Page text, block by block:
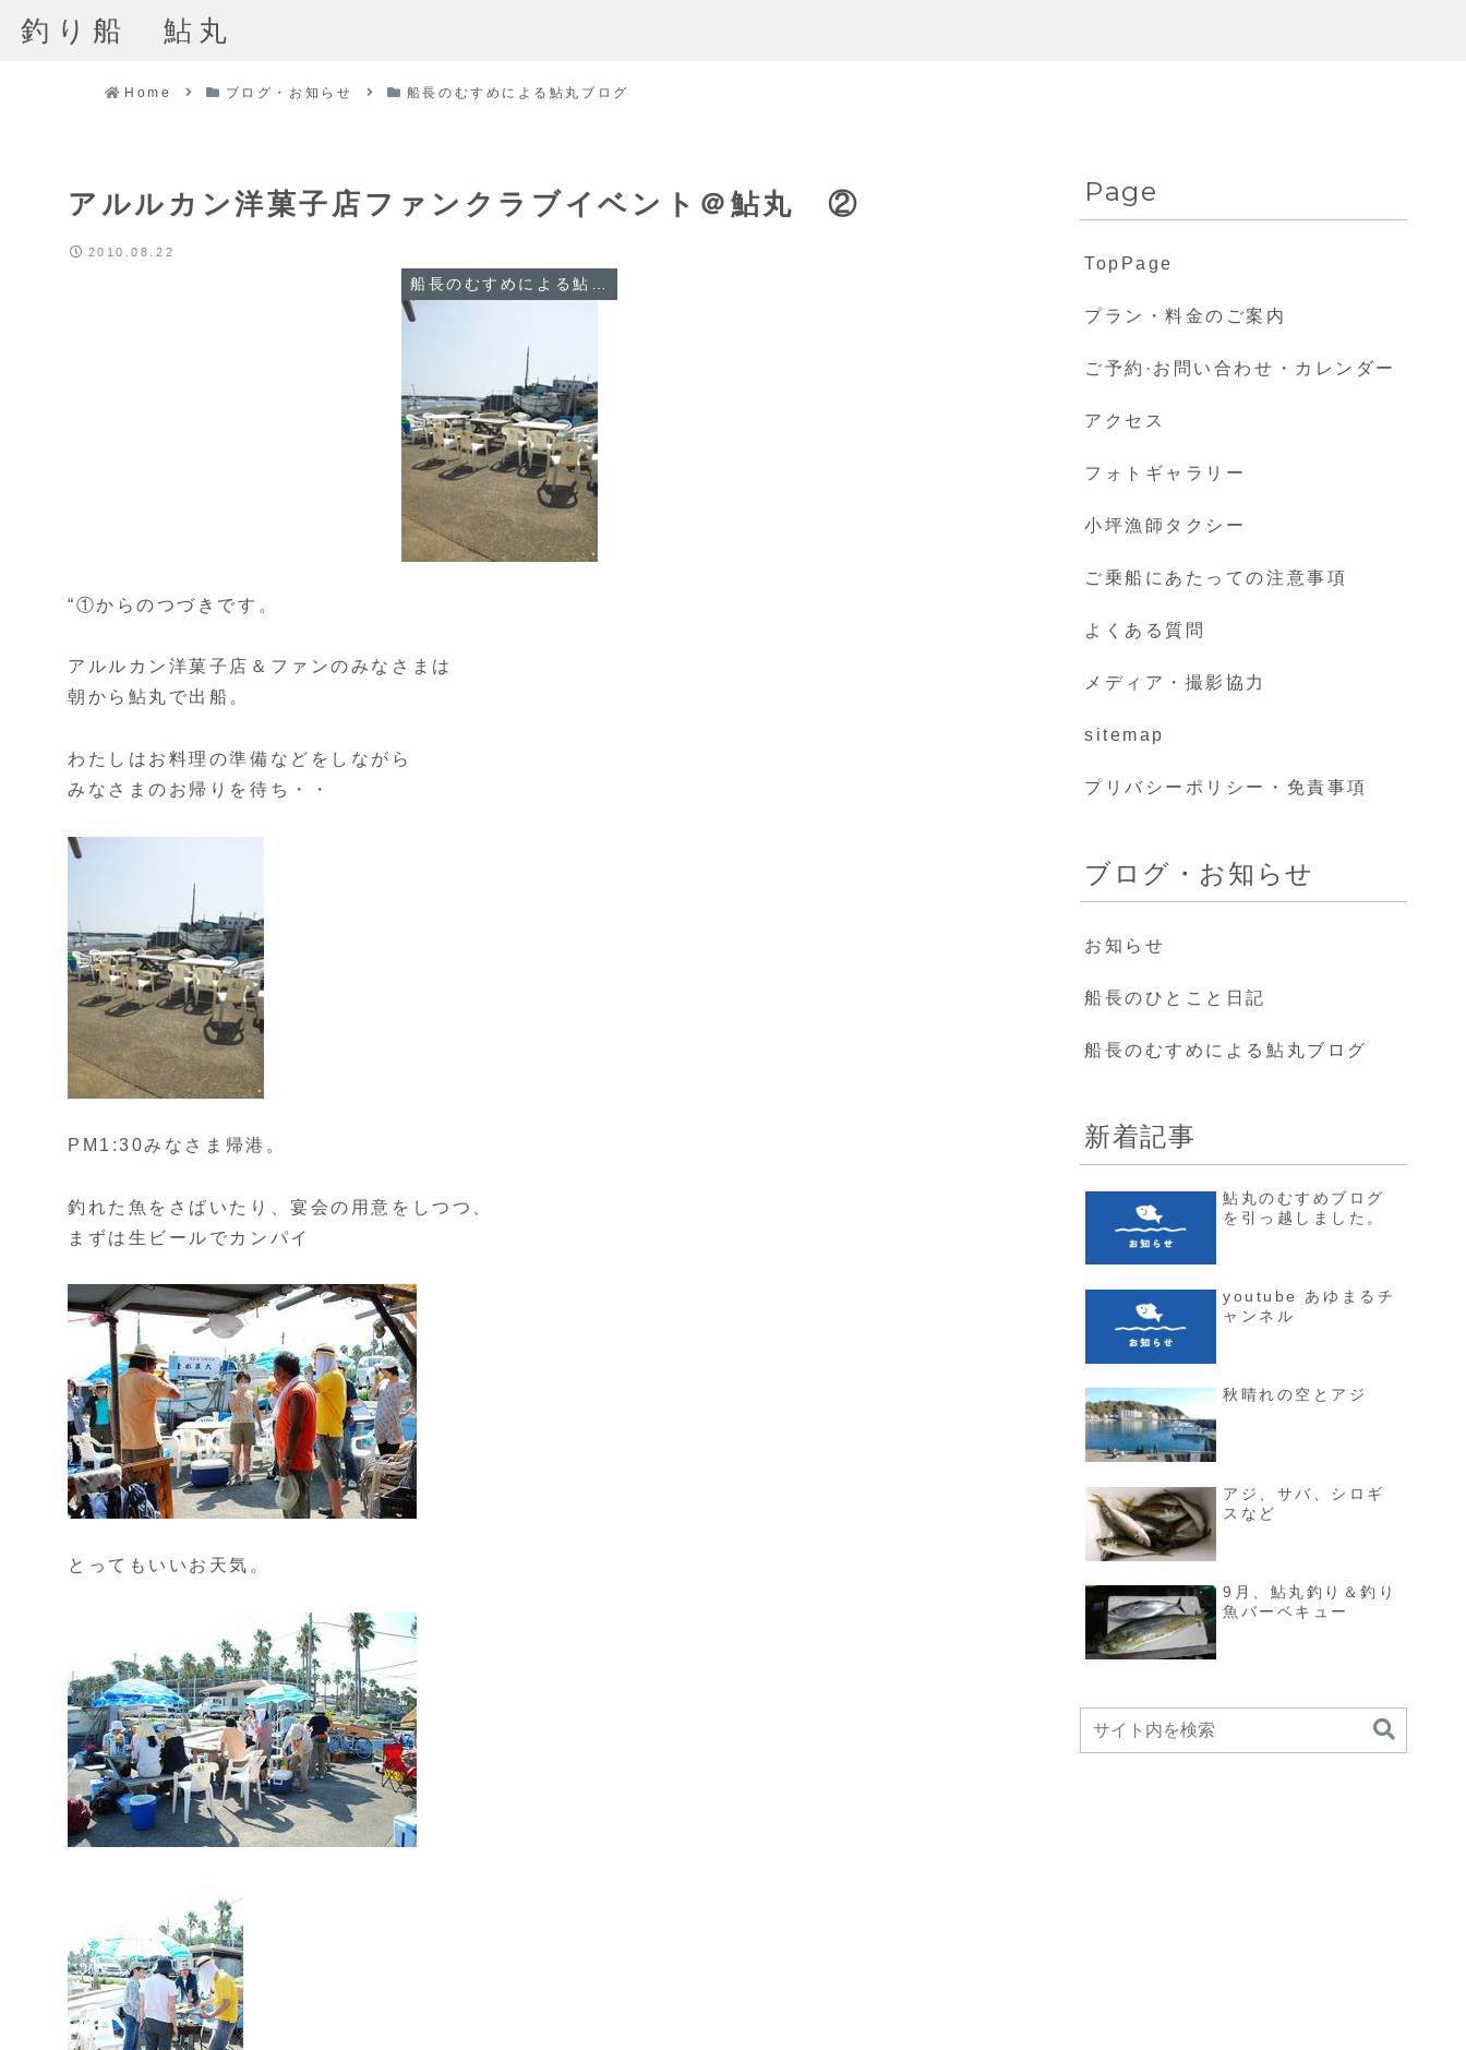
釣り船 鮎丸
Home ブログ・お知らせ 船長のむすめによる鮎丸ブログ
アルルカン洋菓子店ファンクラブイベント＠鮎丸 ②
2010.08.22
“①からのつづきです。
アルルカン洋菓子店＆ファンのみなさまは
朝から鮎丸で出船。
わたしはお料理の準備などをしながら
みなさまのお帰りを待ち・・
PM1:30みなさま帰港。
釣れた魚をさばいたり、宴会の用意をしつつ、
まずは生ビールでカンパイ
とってもいいお天気。
Page
TopPage
プラン・料金のご案内
ご予約·お問い合わせ・カレンダー
アクセス
フォトギャラリー
小坪漁師タクシー
ご乗船にあたっての注意事項
よくある質問
メディア・撮影協力
sitemap
プリバシーポリシー・免責事項
ブログ・お知らせ
お知らせ
船長のひとこと日記
船長のむすめによる鮎丸ブログ
新着記事
鮎丸のむすめブログ
を引っ越しました。
youtube あゆまるチ
ャンネル
秋晴れの空とアジ
アジ、サバ、シロギ
スなど
9月、鮎丸釣り＆釣り
魚バーベキュー